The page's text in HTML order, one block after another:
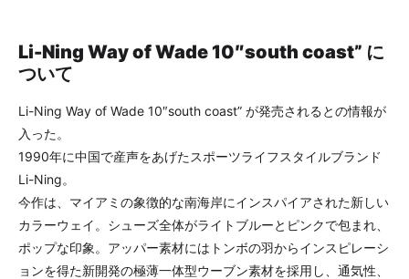
Li-Ning Way of Wade 10″south coast” に
ついて
Li-Ning Way of Wade 10″south coast” が発売されるとの情報が
入った。
1990年に中国で産声をあげたスポーツライフスタイルブランド
Li-Ning。
今作は、マイアミの象徴的な南海岸にインスパイアされた新しい
カラーウェイ。シューズ全体がライトブルーとピンクで包まれ、
ポップな印象。アッパー素材にはトンボの羽からインスピレーシ
ョンを得た新開発の極薄一体型ウーブン素材を採用し、通気性、